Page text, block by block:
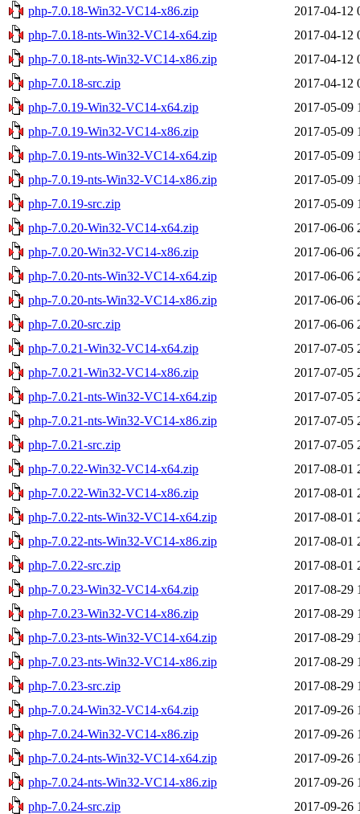
php-7.0.18-Win32-VC14-x86.zip
2017-04-12
php-7.0.18-nts-Win32-VC14-x64.zip
2017-04-12
php-7.0.18-nts-Win32-VC14-x86.zip
2017-04-12
php-7.0.18-src.zip
2017-04-12
php-7.0.19-Win32-VC14-x64.zip
2017-05-09
php-7.0.19-Win32-VC14-x86.zip
2017-05-09
php-7.0.19-nts-Win32-VC14-x64.zip
2017-05-09
php-7.0.19-nts-Win32-VC14-x86.zip
2017-05-09
php-7.0.19-src.zip
2017-05-09
php-7.0.20-Win32-VC14-x64.zip
2017-06-06
php-7.0.20-Win32-VC14-x86.zip
2017-06-06
php-7.0.20-nts-Win32-VC14-x64.zip
2017-06-06
php-7.0.20-nts-Win32-VC14-x86.zip
2017-06-06
php-7.0.20-src.zip
2017-06-06
php-7.0.21-Win32-VC14-x64.zip
2017-07-05
php-7.0.21-Win32-VC14-x86.zip
2017-07-05
php-7.0.21-nts-Win32-VC14-x64.zip
2017-07-05
php-7.0.21-nts-Win32-VC14-x86.zip
2017-07-05
php-7.0.21-src.zip
2017-07-05
php-7.0.22-Win32-VC14-x64.zip
2017-08-01
php-7.0.22-Win32-VC14-x86.zip
2017-08-01
php-7.0.22-nts-Win32-VC14-x64.zip
2017-08-01
php-7.0.22-nts-Win32-VC14-x86.zip
2017-08-01
php-7.0.22-src.zip
2017-08-01
php-7.0.23-Win32-VC14-x64.zip
2017-08-29
php-7.0.23-Win32-VC14-x86.zip
2017-08-29
php-7.0.23-nts-Win32-VC14-x64.zip
2017-08-29
php-7.0.23-nts-Win32-VC14-x86.zip
2017-08-29
php-7.0.23-src.zip
2017-08-29
php-7.0.24-Win32-VC14-x64.zip
2017-09-26
php-7.0.24-Win32-VC14-x86.zip
2017-09-26
php-7.0.24-nts-Win32-VC14-x64.zip
2017-09-26
php-7.0.24-nts-Win32-VC14-x86.zip
2017-09-26
php-7.0.24-src.zip
2017-09-26